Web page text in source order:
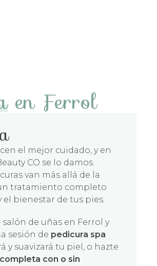
El resultado es un
en Ferrol
el mejor cuidado, y en
CO se lo damos.
van más allá de la
tratamiento completo
el bienestar de tus pies.
de uñas en Ferrol y
sesión de pedicura spa
y suavizará tu piel, o hazte
con o sin